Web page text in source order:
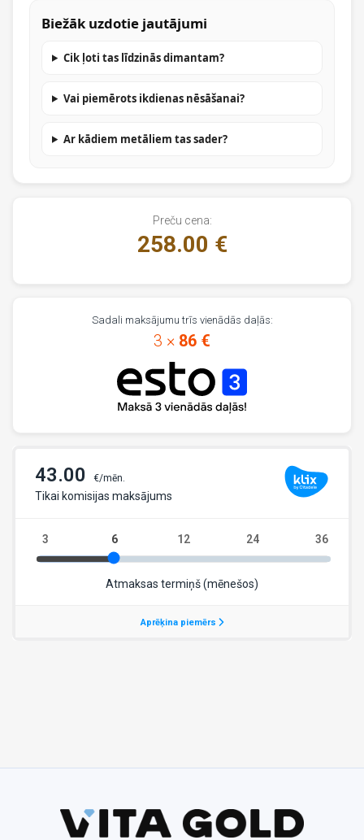
Biežāk uzdotie jautājumi
Cik ļoti tas līdzinās dimantam?
Vai piemērots ikdienas nēsāšanai?
Ar kādiem metāliem tas sader?
Preču cena:
258.00 €
Sadali maksājumu trīs vienādās daļās:
3 × 86 €